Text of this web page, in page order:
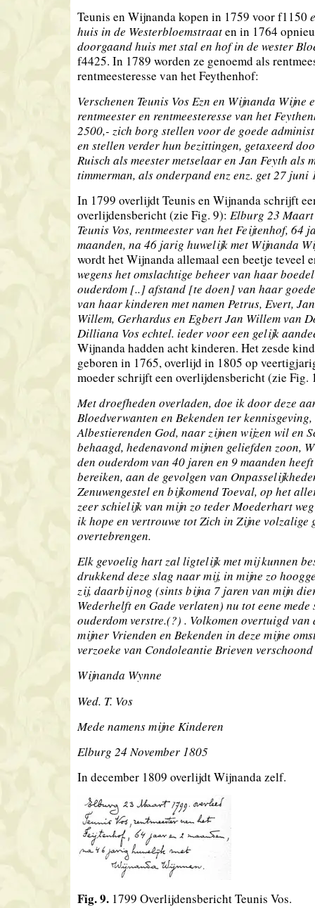
Teunis en Wijnanda kopen in 1759 voor f1150
huis in de Westerbloemstraaten in 1764
doorgaand huis met stal en hof in de wester
f4425. In 1789 worden ze genoemd als
rentmeesteresse van het Feythenhof:
Verschenen Teunis Vos Ezn en Wijnanda Wijne
rentmeester en rentmeesteresse van het
2500,- zich borg stellen voor de goede
en stellen verder hun bezittingen, getaxeerd
Ruisch als meester metselaar en Jan Feyth als
timmerman, als onderpand enz enz. get 27 juni
In 1799 overlijdt Teunis en Wijnanda schrijft
overlijdensbericht (zie Fig. 9): Elburg 23
Teunis Vos, rentmeester van het Feijtenhof, 64
maanden, na 46 jarig huwelijk met Wijnanda
wordt het Wijnanda allemaal een beetje teveel
wegens het omslachtige beheer van haar
ouderdom [..] afstand [te doen] van haar
van haar kinderen met namen Petrus, Evert,
Willem, Gerhardus en Egbert Jan Willem van
Dilliana Vos echtel. ieder voor een gelijk
Wijnanda hadden acht kinderen. Het zesde
geboren in 1765, overlijd in 1805 op
moeder schrijft een overlijdensbericht (zie Fig.
Met droefheden overladen, doe ik door deze
Bloedverwanten en Bekenden ter
Albestierenden God, naar zijnen wijzen wil en
behaagd, hedenavond mijnen geliefden zoon,
den ouderdom van 40 jaren en 9 maanden
bereiken, aan de gevolgen van
Zenuwengestel en bijkomend Toeval, op het
zeer schielijk van mijn zo teder Moederhart
ik hope en vertrouwe tot Zich in Zijne volzalige
overtebrengen.
Elk gevoelig hart zal ligtelijk met mij kunnen
drukkend deze slag naar mij, in mijne zo
zij, daarbij nog (sints bijna 7 jaren van mijn
Wederhelft en Gade verlaten) nu tot eene
ouderdom verstre.(?) . Volkomen overtuigd van
mijner Vrienden en Bekenden in deze mijne
verzoeke van Condoleantie Brieven
Wijnanda Wynne
Wed. T. Vos
Mede namens mijne Kinderen
Elburg 24 November 1805
In december 1809 overlijdt Wijnanda zelf.
Fig. 9. 1799 Overlijdensbericht Teunis Vos.